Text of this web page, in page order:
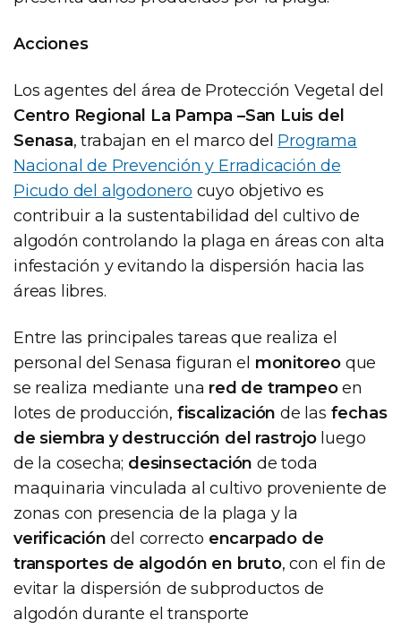
Acciones
Los agentes del área de Protección Vegetal del
Centro Regional La Pampa –San Luis del
Senasa, trabajan en el marco del Programa
Nacional de Prevención y Erradicación de
Picudo del algodonero cuyo objetivo es
contribuir a la sustentabilidad del cultivo de
algodón controlando la plaga en áreas con alta
infestación y evitando la dispersión hacia las
áreas libres.
Entre las principales tareas que realiza el
personal del Senasa figuran el monitoreo que
se realiza mediante una red de trampeoen
lotes de producción, fiscalización de las fechas
de siembra y destrucción del rastrojoluego
de la cosecha; desinsectación de toda
maquinaria vinculada al cultivo proveniente de
zonas con presencia de la plaga y la
verificación del correcto encarpado de
transportes de algodón en bruto, con el fin de
evitar la dispersión de subproductos de
algodón durante el transporte